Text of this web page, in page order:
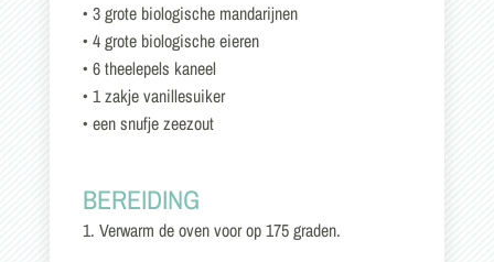
• 3 grote biologische mandarijnen
• 4 grote biologische eieren
• 6 theelepels kaneel
• 1 zakje vanillesuiker
• een snufje zeezout
BEREIDING
1. Verwarm de oven voor op 175 graden.